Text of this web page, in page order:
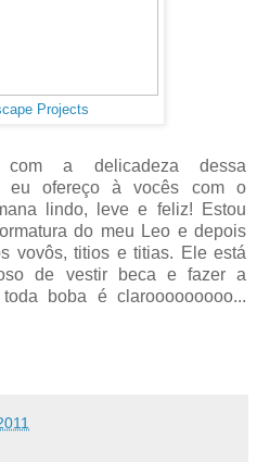
Projects
a delicadeza dessa
eu ofereço à vocês com o
lindo, leve e feliz! Estou
do meu Leo e depois
vovôs, titios e titias. Ele está
de vestir beca e fazer a
boba é clarooooooooo...